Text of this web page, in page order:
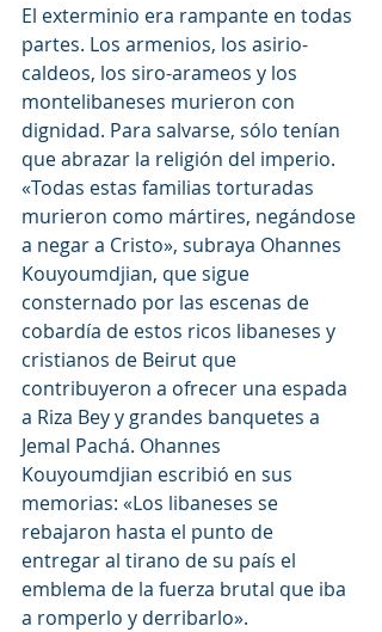
El exterminio era rampante en todas
partes. Los armenios, los asirio-
caldeos, los siro-arameos y los
montelibaneses murieron con
dignidad. Para salvarse, sólo tenían
que abrazar la religión del imperio.
«Todas estas familias torturadas
murieron como mártires, negándose
a negar a Cristo», subraya Ohannes
Kouyoumdjian, que sigue
consternado por las escenas de
cobardía de estos ricos libaneses y
cristianos de Beirut que
contribuyeron a ofrecer una espada
a Riza Bey y grandes banquetes a
Jemal Pachá. Ohannes
Kouyoumdjian escribió en sus
memorias: «Los libaneses se
rebajaron hasta el punto de
entregar al tirano de su país el
emblema de la fuerza brutal que iba
a romperlo y derribarlo».